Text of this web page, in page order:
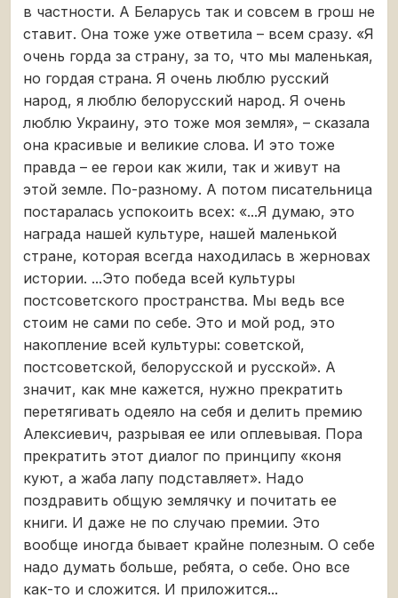
в частности. А Беларусь так и совсем в грош не
ставит. Она тоже уже ответила – всем сразу. «Я
очень горда за страну, за то, что мы маленькая,
но гордая страна. Я очень люблю русский
народ, я люблю белорусский народ. Я очень
люблю Украину, это тоже моя земля», – сказала
она красивые и великие слова. И это тоже
правда – ее герои как жили, так и живут на
этой земле. По-разному. А потом писательница
постаралась успокоить всех: «...Я думаю, это
награда нашей культуре, нашей маленькой
стране, которая всегда находилась в жерновах
истории. ...Это победа всей культуры
постсоветского пространства. Мы ведь все
стоим не сами по себе. Это и мой род, это
накопление всей культуры: советской,
постсоветской, белорусской и русской». А
значит, как мне кажется, нужно прекратить
перетягивать одеяло на себя и делить премию
Алексиевич, разрывая ее или оплевывая. Пора
прекратить этот диалог по принципу «коня
куют, а жаба лапу подставляет». Надо
поздравить общую землячку и почитать ее
книги. И даже не по случаю премии. Это
вообще иногда бывает крайне полезным. О себе
надо думать больше, ребята, о себе. Оно все
как-то и сложится. И приложится...